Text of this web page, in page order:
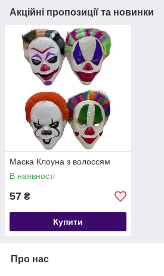
Акційні пропозиції та новинки
Маска Клоуна з волоссям
В наявності
57 ₴
Купити
Про нас